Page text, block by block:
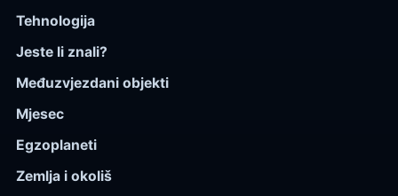
Tehnologija
Jeste li znali?
Međuzvjezdani objekti
Mjesec
Egzoplaneti
Zemlja i okoliš